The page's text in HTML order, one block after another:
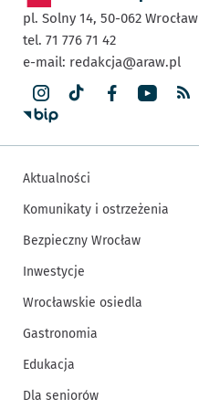
pl. Solny 14, 50-062 Wrocław
tel. 71 776 71 42
e-mail: redakcja@araw.pl
Aktualności
Komunikaty i ostrzeżenia
Bezpieczny Wrocław
Inwestycje
Wrocławskie osiedla
Gastronomia
Edukacja
Dla seniorów